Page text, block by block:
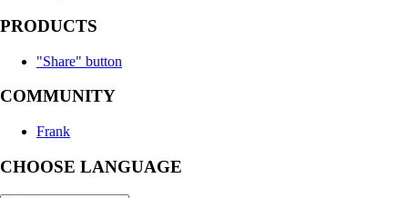
PRODUCTS
"Share" button
COMMUNITY
Frank
CHOOSE LANGUAGE